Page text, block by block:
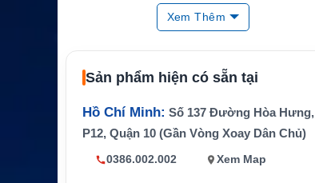
ITU-R M.493 Class H
ẩn
Âm thanh Loa 700mW, khử ồn TX/RX
Chống nước IPX8, thiết kế nổi trên nước
Xem Thêm
Sản phẩm hiện có sẵn tại
Hồ Chí Minh: Số 137 Đường Hòa Hưng,
P12, Quận 10 (Gần Vòng Xoay Dân Chủ)
0386.002.002 Xem Map